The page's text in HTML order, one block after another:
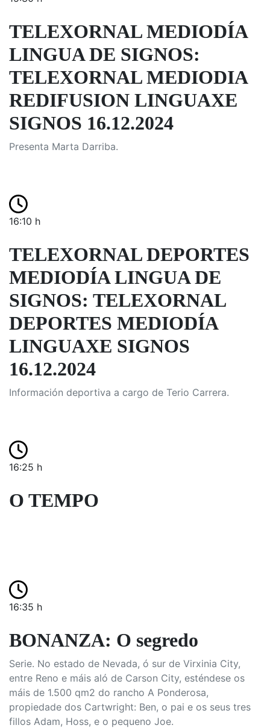
TELEXORNAL MEDIODÍA
LINGUA DE SIGNOS:
TELEXORNAL MEDIODIA
REDIFUSION LINGUAXE
SIGNOS 16.12.2024
Presenta Marta Darriba.
16:10 h
TELEXORNAL DEPORTES
MEDIODÍA LINGUA DE
SIGNOS: TELEXORNAL
DEPORTES MEDIODÍA
LINGUAXE SIGNOS
16.12.2024
Información deportiva a cargo de Terio Carrera.
16:25 h
O TEMPO
16:35 h
BONANZA: O segredo
Serie. No estado de Nevada, ó sur de Virxinia City,
entre Reno e máis aló de Carson City, esténdese os
máis de 1.500 qm2 do rancho A Ponderosa,
propiedade dos Cartwright: Ben, o pai e os seus tres
fillos Adam, Hoss, e o pequeno Joe.